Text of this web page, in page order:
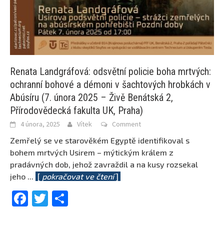
Renata Landgráfová: odsvětní policie boha mrtvých:
ochranní bohové a démoni v šachtových hrobkách v
Abúsíru (7. února 2025 – Živě Benátská 2,
Přírodovědecká fakulta UK, Praha)
4 února, 2025 Vítek Comment
Zemřelý se ve starověkém Egyptě identifikoval s
bohem mrtvých Usirem – mýtickým králem z
pradávných dob, jehož zavraždil a na kusy rozsekal
jeho ... [ pokračovat ve čtení]
Facebook
Twitter